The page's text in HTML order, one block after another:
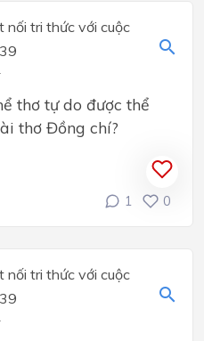
nối tri thức với cuộc
thơ tự do được thể
thơ Đồng chí?
1 0
nối tri thức với cuộc